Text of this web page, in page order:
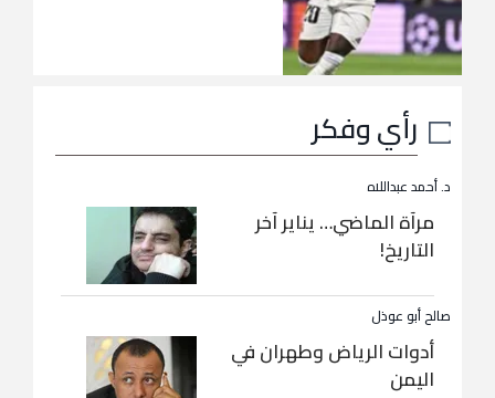
رأي وفكر
د. أحمد عبداللاه
مرآة الماضي… يناير آخر
التاريخ!
صالح أبو عوذل
أدوات الرياض وطهران في
اليمن